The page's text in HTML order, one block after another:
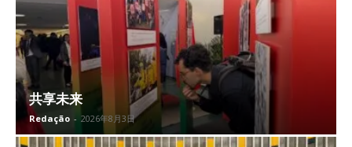
共享未来
Redação - 2026年8月3日